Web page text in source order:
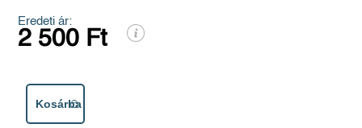
Eredeti ár:
2 500 Ft
Kosárba